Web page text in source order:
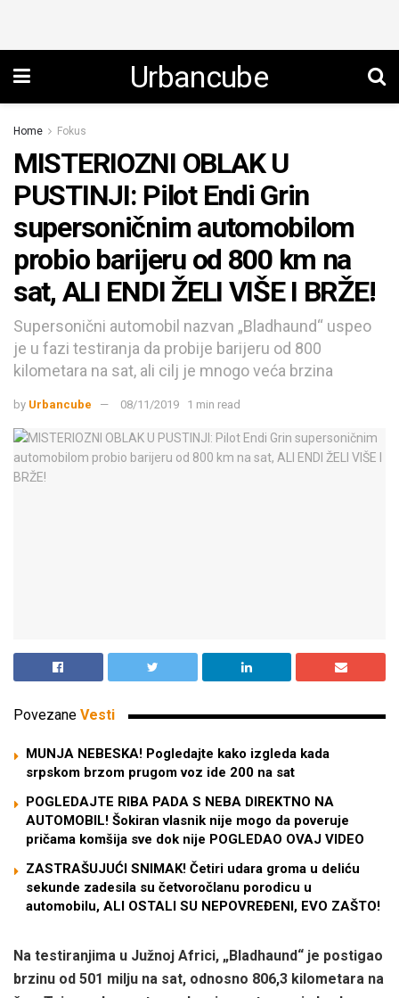
Urbancube
Home Fokus
MISTERIOZNI OBLAK U
PUSTINJI: Pilot Endi Grin
supersoničnim automobilom
probio barijeru od 800 km na
sat, ALI ENDI ŽELI VIŠE I BRŽE!
Supersonični automobil nazvan „Bladhaund“ uspeo
je u fazi testiranja da probije barijeru od 800
kilometara na sat, ali cilj je mnogo veća brzina
by Urbancube 08/11/2019 1 min read
Povezane Vesti
MUNJA NEBESKA! Pogledajte kako izgleda kada
srpskom brzom prugom voz ide 200 na sat
POGLEDAJTE RIBA PADA S NEBA DIREKTNO NA
AUTOMOBIL! Šokiran vlasnik nije mogo da poveruje
pričama komšija sve dok nije POGLEDAO OVAJ VIDEO
ZASTRAŠUJUĆI SNIMAK! Četiri udara groma u deliću
sekunde zadesila su četvoročlanu porodicu u
automobilu, ALI OSTALI SU NEPOVREĐENI, EVO ZAŠTO!
Na testiranjima u Južnoj Africi, „Bladhaund“ je postigao
brzinu od 501 milju na sat, odnosno 806,3 kilometara na